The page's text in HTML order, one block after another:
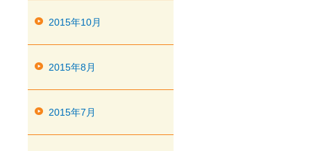
2015年10月
2015年8月
2015年7月